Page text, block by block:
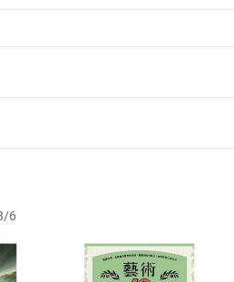
通訊交易解除權合理例外情事適用
本店鋪所銷售之商品為電子書，
。
登入樂天市場，並於「我的訂單
登入帳號
Login
6